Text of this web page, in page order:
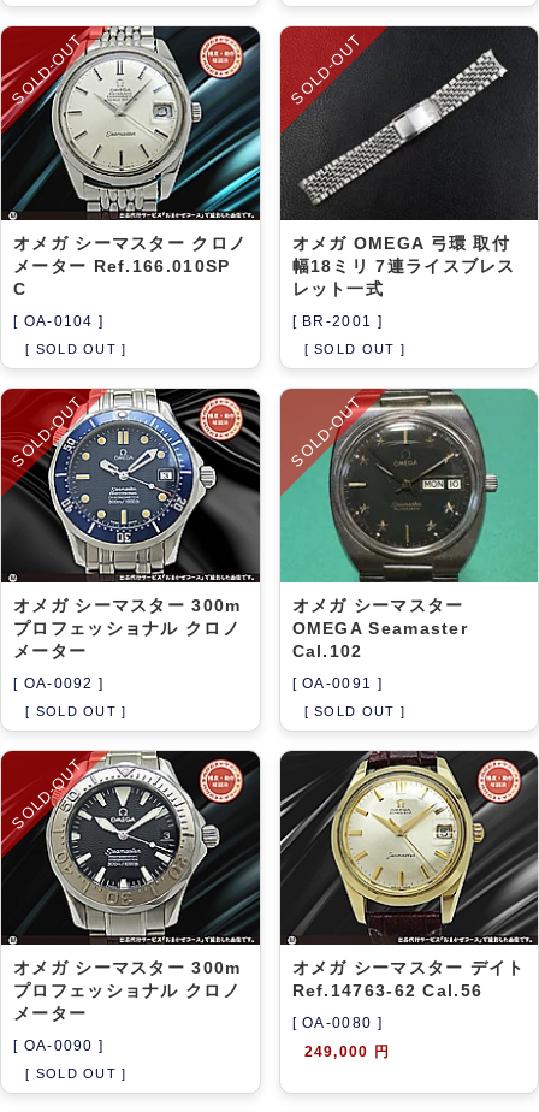
SOLD-OUT
オメガ シーマスター クロノ
メーター Ref.166.010SP
C
[ OA-0104 ]
[ SOLD OUT ]
SOLD-OUT
オメガ OMEGA 弓環 取付
幅18ミリ 7連ライスブレス
レット一式
[ BR-2001 ]
[ SOLD OUT ]
SOLD-OUT
オメガ シーマスター 300m
プロフェッショナル クロノ
メーター
[ OA-0092 ]
[ SOLD OUT ]
SOLD-OUT
オメガ シーマスター
OMEGA Seamaster
Cal.102
[ OA-0091 ]
[ SOLD OUT ]
SOLD-OUT
オメガ シーマスター 300m
プロフェッショナル クロノ
メーター
[ OA-0090 ]
[ SOLD OUT ]
オメガ シーマスター デイト
Ref.14763-62 Cal.56
[ OA-0080 ]
249,000 円